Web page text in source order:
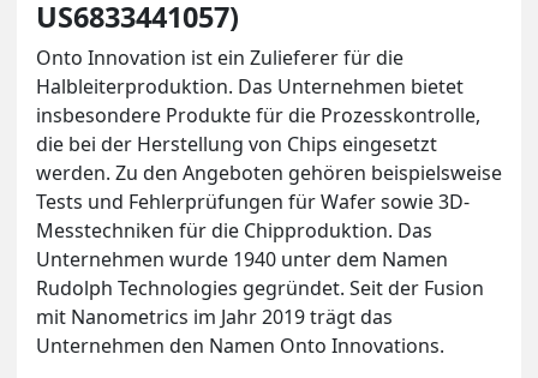
US6833441057)
Onto Innovation ist ein Zulieferer für die
Halbleiterproduktion. Das Unternehmen bietet
insbesondere Produkte für die Prozesskontrolle,
die bei der Herstellung von Chips eingesetzt
werden. Zu den Angeboten gehören beispielsweise
Tests und Fehlerprüfungen für Wafer sowie 3D-
Messtechniken für die Chipproduktion. Das
Unternehmen wurde 1940 unter dem Namen
Rudolph Technologies gegründet. Seit der Fusion
mit Nanometrics im Jahr 2019 trägt das
Unternehmen den Namen Onto Innovations.